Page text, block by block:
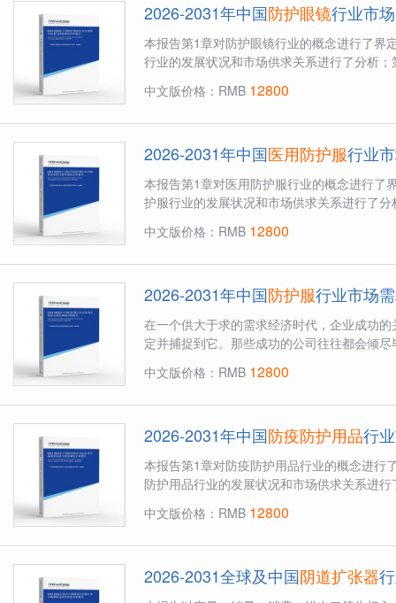
2026-2031年中国防护眼镜行业市
本报告第1章对防护眼镜行业的概念进行了界
行业的发展状况和市场供求关系进行了分析
中文版价格：RMB 12800
2026-2031年中国医用防护服行业
本报告第1章对医用防护服行业的概念进行了
护服行业的发展状况和市场供求关系进行了
中文版价格：RMB 12800
2026-2031年中国防护服行业市场
在一个供大于求的需求经济时代，企业成功
定并捕捉到它。那些成功的公司往往都会倾
中文版价格：RMB 12800
2026-2031年中国防疫防护用品行
本报告第1章对防疫防护用品行业的概念进行
防护用品行业的发展状况和市场供求关系进
中文版价格：RMB 12800
2026-2031全球及中国阴道扩张器